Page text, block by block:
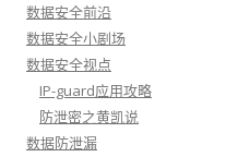
数据安全前沿
数据安全小剧场
数据安全视点
IP-guard应用攻略
防泄密之黄凯说
数据防泄漏